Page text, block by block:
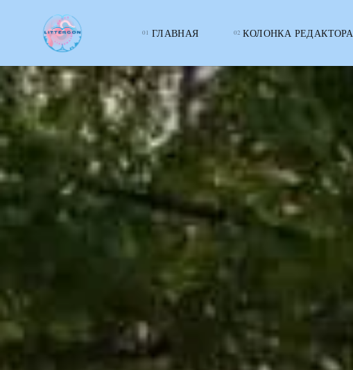
LITTERcon
ГЛАВНАЯ КОЛОНКА РЕДАКТОРА